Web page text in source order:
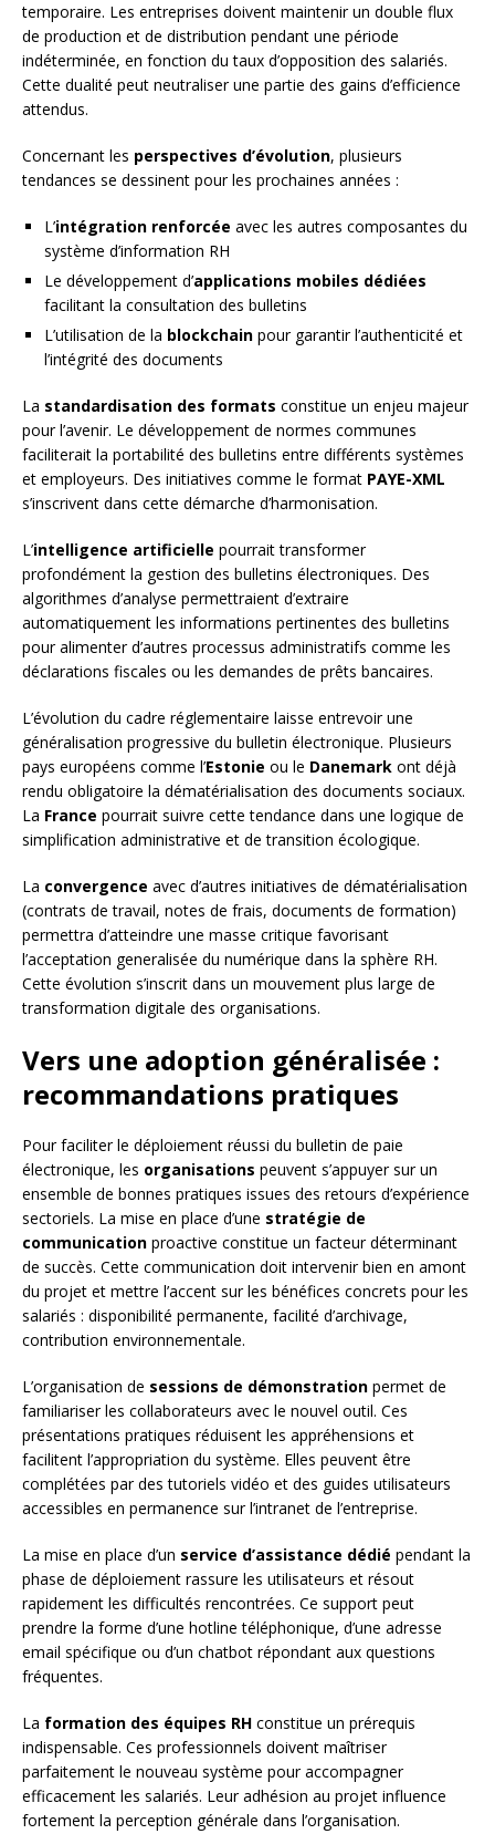
temporaire. Les entreprises doivent maintenir un double flux
de production et de distribution pendant une période
indéterminée, en fonction du taux d’opposition des salariés.
Cette dualité peut neutraliser une partie des gains d’efficience
attendus.
Concernant les perspectives d’évolution, plusieurs
tendances se dessinent pour les prochaines années :
L’intégration renforcée avec les autres composantes du
système d’information RH
Le développement d’applications mobiles dédiées
facilitant la consultation des bulletins
L’utilisation de la blockchain pour garantir l’authenticité et
l’intégrité des documents
La standardisation des formats constitue un enjeu majeur
pour l’avenir. Le développement de normes communes
faciliterait la portabilité des bulletins entre différents systèmes
et employeurs. Des initiatives comme le format PAYE-XML
s’inscrivent dans cette démarche d’harmonisation.
L’intelligence artificielle pourrait transformer
profondément la gestion des bulletins électroniques. Des
algorithmes d’analyse permettraient d’extraire
automatiquement les informations pertinentes des bulletins
pour alimenter d’autres processus administratifs comme les
déclarations fiscales ou les demandes de prêts bancaires.
L’évolution du cadre réglementaire laisse entrevoir une
généralisation progressive du bulletin électronique. Plusieurs
pays européens comme l’Estonie ou le Danemark ont déjà
rendu obligatoire la dématérialisation des documents sociaux.
La France pourrait suivre cette tendance dans une logique de
simplification administrative et de transition écologique.
La convergence avec d’autres initiatives de dématérialisation
(contrats de travail, notes de frais, documents de formation)
permettra d’atteindre une masse critique favorisant
l’acceptation generalisée du numérique dans la sphère RH.
Cette évolution s’inscrit dans un mouvement plus large de
transformation digitale des organisations.
Vers une adoption généralisée :
recommandations pratiques
Pour faciliter le déploiement réussi du bulletin de paie
électronique, les organisations peuvent s’appuyer sur un
ensemble de bonnes pratiques issues des retours d’expérience
sectoriels. La mise en place d’une stratégie de
communication proactive constitue un facteur déterminant
de succès. Cette communication doit intervenir bien en amont
du projet et mettre l’accent sur les bénéfices concrets pour les
salariés : disponibilité permanente, facilité d’archivage,
contribution environnementale.
L’organisation de sessions de démonstration permet de
familiariser les collaborateurs avec le nouvel outil. Ces
présentations pratiques réduisent les appréhensions et
facilitent l’appropriation du système. Elles peuvent être
complétées par des tutoriels vidéo et des guides utilisateurs
accessibles en permanence sur l’intranet de l’entreprise.
La mise en place d’un service d’assistance dédié pendant la
phase de déploiement rassure les utilisateurs et résout
rapidement les difficultés rencontrées. Ce support peut
prendre la forme d’une hotline téléphonique, d’une adresse
email spécifique ou d’un chatbot répondant aux questions
fréquentes.
La formation des équipes RH constitue un prérequis
indispensable. Ces professionnels doivent maîtriser
parfaitement le nouveau système pour accompagner
efficacement les salariés. Leur adhésion au projet influence
fortement la perception générale dans l’organisation.